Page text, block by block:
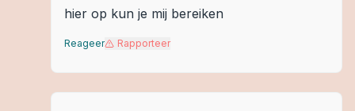
hier op kun je mij bereiken
Reageer Rapporteer